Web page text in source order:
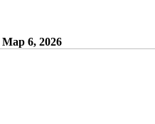
Мар 6, 2026